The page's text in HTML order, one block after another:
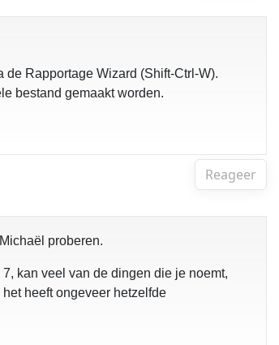
Rapportage Wizard (Shift-Ctrl-W).
bestand gemaakt worden.
Reageer
proberen.
kan veel van de dingen die je noemt,
heeft ongeveer hetzelfde